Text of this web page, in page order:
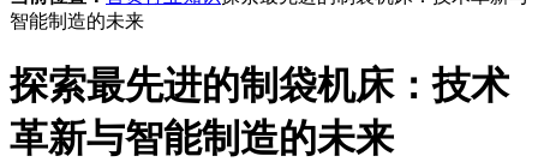
智能制造的未来
探索最先进的制袋机床：技术
革新与智能制造的未来